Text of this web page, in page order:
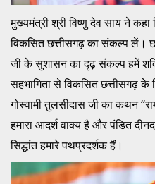
मुख्यमंत्री श्री विष्णु देव साय ने
विकसित छत्तीसगढ़ का संकल्प लें।
जी के सुशासन का दृढ़ संकल्प हमें
सहभागिता से विकसित छत्तीसगढ़ के
गोस्वामी तुलसीदास जी का कथन
हमारा आदर्श वाक्य है और पंडित
सिद्धांत हमारे पथप्रदर्शक हैं।